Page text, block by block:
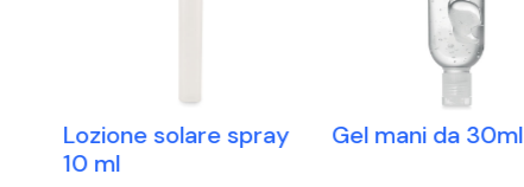
Lozione solare spray
10 ml
Gel mani da 30ml